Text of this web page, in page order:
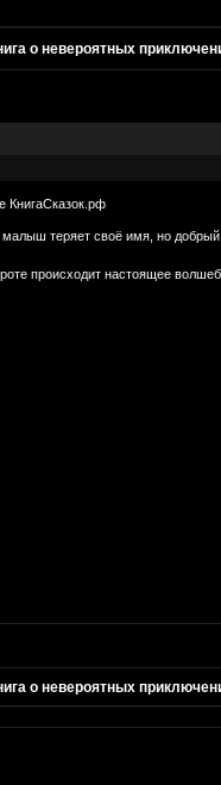
о невероятных
КнигаСказок.рф
теряет своё имя, но
происходит настоящее
о невероятных